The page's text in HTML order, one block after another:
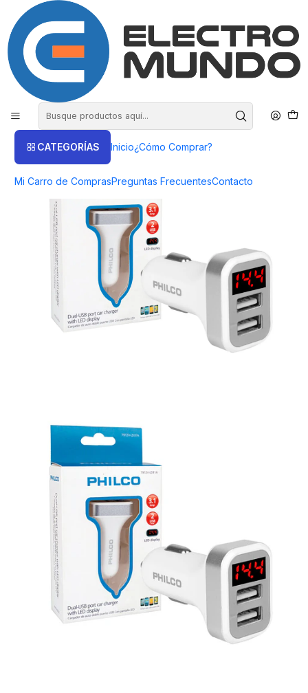
CATEGORÍAS Inicio¿Cómo Comprar?
Mi Carro de ComprasPreguntas FrecuentesContacto
COMPRA HASTA EN 3 CUOTAS SIN INTERES
Inicio Productos HOGAR Y ENTRETENCIÒN Accesorios Auto
Cargador de auto Philco doble usb con pantalla led 3.1 A -
ElectroMundo.